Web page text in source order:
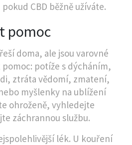
CBD běžně užíváte.
pomoc
doma, ale jsou varovné
potíže s dýcháním,
ztráta vědomí, zmatení,
myšlenky na ublížení
ohroženě, vyhledejte
záchrannou službu.
lék. U kouření